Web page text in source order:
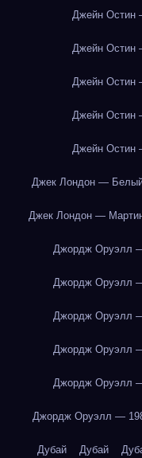
Джейн Остин
Джейн Остин
Джейн Остин
Джейн Остин
Джейн Остин
Джек Лондон —
Джек Лондон —
Джордж Оруэлл
Джордж Оруэлл
Джордж Оруэлл
Джордж Оруэлл
Джордж Оруэлл
Джордж Оруэлл —
Дубай Дубай